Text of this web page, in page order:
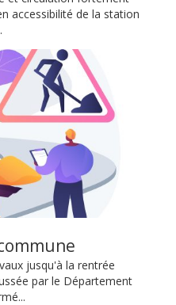
accessibilité de la station
jusqu'à la rentrée
par le Département